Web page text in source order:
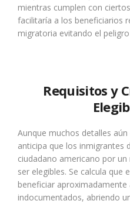
mientras cumplen con
facilitaría a los beneficiarios
migratoria evitando el
Requisitos y
Aunque muchos detalles
anticipa que los inmigrantes
ciudadano americano por
ser elegibles. Se calcula que
beneficiar
indocumentados, abriendo